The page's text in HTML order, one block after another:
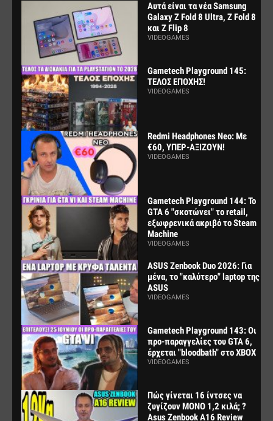
Αυτά είναι τα νέα Samsung
Galaxy Z Fold 8 Ultra, Z Fold 8
και Z Flip 8
VIDEOGAMES
Gametech Playground 145:
ΤΕΛΟΣ ΕΠΟΧΗΣ!
VIDEOGAMES
Redmi Headphones Neo: Με
€60, ΥΠΕΡ-ΑΞΙΖΟΥΝ!
VIDEOGAMES
Gametech Playground 144: Το
GTA 6 "σκοτώνει" το retail,
εξωφρενικά ακριβό το Steam
Machine
VIDEOGAMES
ASUS Zenbook Duo 2026: Για
μένα, το "καλύτερο" laptop της
ASUS
VIDEOGAMES
Gametech Playground 143: Οι
προ-παραγγελίες του GTA 6,
έρχεται "bloodbath" στο XBOX
VIDEOGAMES
Πώς γίνεται 16 ίντσες να
ζυγίζουν ΜΟΝΟ 1,2 κιλά; ?
Asus Zenbook A16 Review